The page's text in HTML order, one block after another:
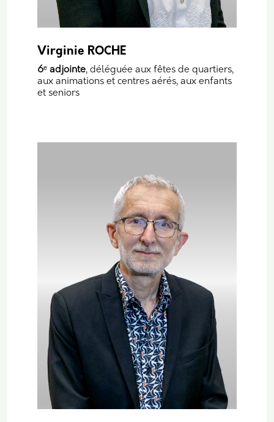
Virginie ROCHE
6ᵉ adjointe, déléguée aux fêtes de quartiers,
aux animations et centres aérés, aux enfants
et seniors